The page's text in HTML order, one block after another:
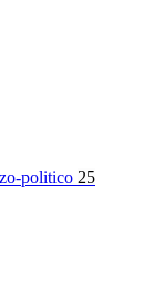
politico 25